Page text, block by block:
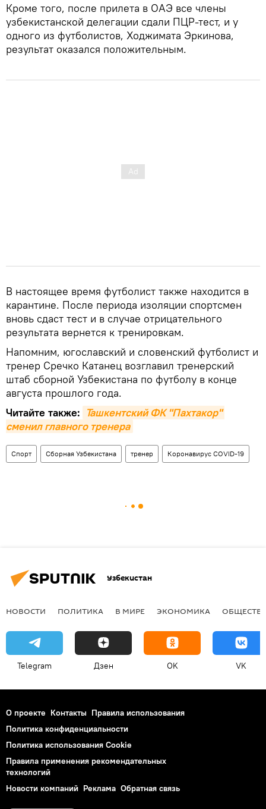
Кроме того, после прилета в ОАЭ все члены
узбекистанской делегации сдали ПЦР-тест, и у
одного из футболистов, Ходжимата Эркинова,
результат оказался положительным.
В настоящее время футболист также находится в
карантине. После периода изоляции спортсмен
вновь сдаст тест и в случае отрицательного
результата вернется к тренировкам.
Напомним, югославский и словенский футболист и
тренер Сречко Катанец возглавил тренерский
штаб сборной Узбекистана по футболу в конце
августа прошлого года.
Читайте также: Ташкентский ФК "Пахтакор"
сменил главного тренера
Спорт Сборная Узбекистана тренер Коронавирус COVID-19
Узбекистан
НОВОСТИ ПОЛИТИКА В МИРЕ ЭКОНОМИКА
Telegram Дзен OK VK
О проекте Контакты Правила использования
Политика конфиденциальности
Политика использования Cookie
Правила применения рекомендательных
технологий
Новости компаний Реклама Обратная связь